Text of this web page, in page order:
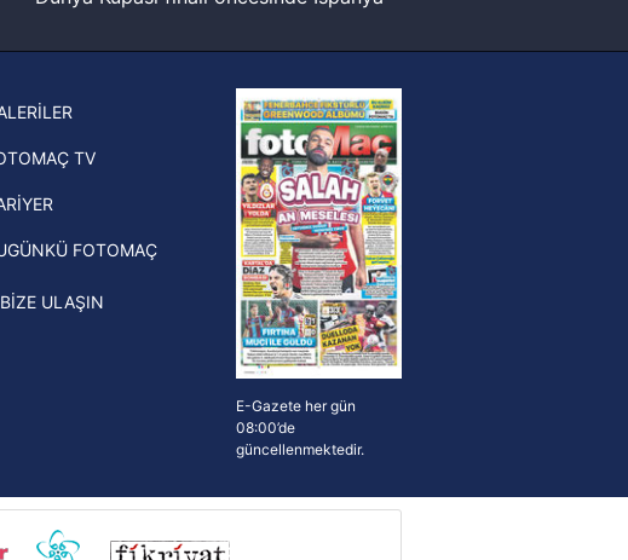
şampiyonluk yüzüğü verilecek
Hernan Crespo, Meksika Ligi
ekiplerinden Atlas'ın yeni teknik
direktörü oldu
TV
FOTOMAÇ
BİZE ULAŞIN
E-Gazete her gün
08:00’de
güncellenmektedir.